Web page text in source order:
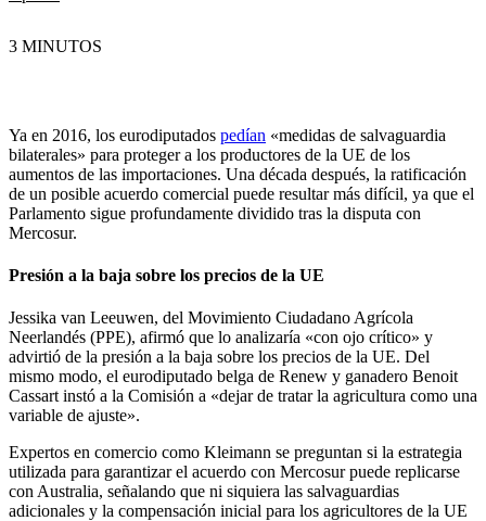
3 MINUTOS
Ya en 2016, los eurodiputados pedían «medidas de salvaguardia
bilaterales» para proteger a los productores de la UE de los
aumentos de las importaciones. Una década después, la ratificación
de un posible acuerdo comercial puede resultar más difícil, ya que el
Parlamento sigue profundamente dividido tras la disputa con
Mercosur.
Presión a la baja sobre los precios de la UE
Jessika van Leeuwen, del Movimiento Ciudadano Agrícola
Neerlandés (PPE), afirmó que lo analizaría «con ojo crítico» y
advirtió de la presión a la baja sobre los precios de la UE. Del
mismo modo, el eurodiputado belga de Renew y ganadero Benoit
Cassart instó a la Comisión a «dejar de tratar la agricultura como una
variable de ajuste».
Expertos en comercio como Kleimann se preguntan si la estrategia
utilizada para garantizar el acuerdo con Mercosur puede replicarse
con Australia, señalando que ni siquiera las salvaguardias
adicionales y la compensación inicial para los agricultores de la UE